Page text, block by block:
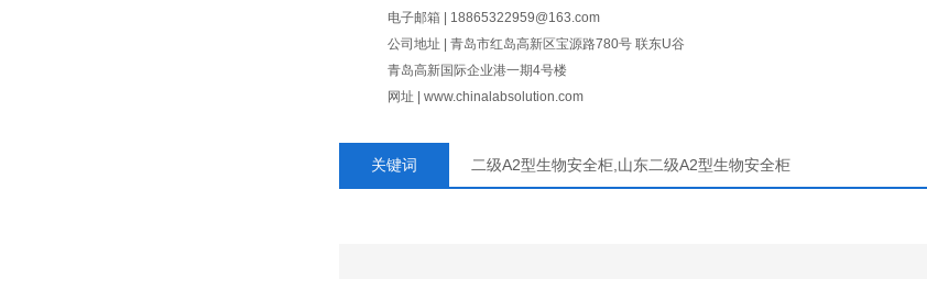
电子邮箱 | 18865322959@163.com
公司地址 | 青岛市红岛高新区宝源路780号 联东U谷
青岛高新国际企业港一期4号楼
网址 | www.chinalabsolution.com
关键词 二级A2型生物安全柜,山东二级A2型生物安全柜